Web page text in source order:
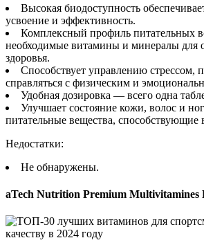
Высокая биодоступность
усвоение и эффективность.
Комплексный профиль питательных
необходимые витамины и минералы для
здоровья.
Способствует управлению стрессом,
справляться с физическим и
Удобная дозировка — всего одна
Улучшает состояние кожи, волос и
питательные вещества, способствующие
Недостатки:
Не обнаружены.
aTech Nutrition Premium Multivitamines